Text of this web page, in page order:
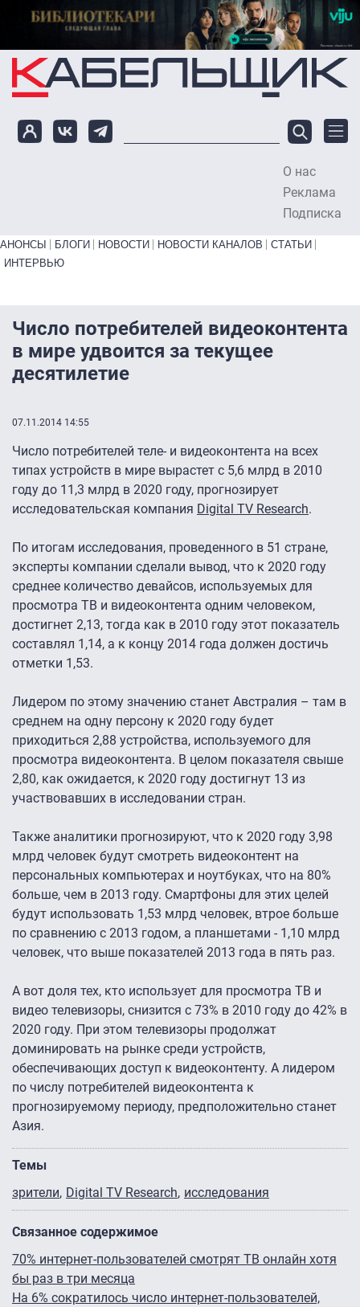
Перейти к основному содержанию
О нас
Реклама
Подписка
Primary links bottom
АНОНСЫ БЛОГИ НОВОСТИ НОВОСТИ КАНАЛОВ
СТАТЬИ
ИНТЕРВЬЮ
Число потребителей видеоконтента
в мире удвоится за текущее
десятилетие
07.11.2014 14:55
Число потребителей теле- и видеоконтента на всех
типах устройств в мире вырастет с 5,6 млрд в 2010
году до 11,3 млрд в 2020 году, прогнозирует
исследовательская компания Digital TV Research.
По итогам исследования, проведенного в 51 стране,
эксперты компании сделали вывод, что к 2020 году
среднее количество девайсов, используемых для
просмотра ТВ и видеоконтента одним человеком,
достигнет 2,13, тогда как в 2010 году этот показатель
составлял 1,14, а к концу 2014 года должен достичь
отметки 1,53.
Лидером по этому значению станет Австралия – там в
среднем на одну персону к 2020 году будет
приходиться 2,88 устройства, используемого для
просмотра видеоконтента. В целом показателя свыше
2,80, как ожидается, к 2020 году достигнут 13 из
участвовавших в исследовании стран.
Также аналитики прогнозируют, что к 2020 году 3,98
млрд человек будут смотреть видеоконтент на
персональных компьютерах и ноутбуках, что на 80%
больше, чем в 2013 году. Смартфоны для этих целей
будут использовать 1,53 млрд человек, втрое больше
по сравнению с 2013 годом, а планшетами - 1,10 млрд
человек, что выше показателей 2013 года в пять раз.
А вот доля тех, кто использует для просмотра ТВ и
видео телевизоры, снизится с 73% в 2010 году до 42% в
2020 году. При этом телевизоры продолжат
доминировать на рынке среди устройств,
обеспечивающих доступ к видеоконтенту. А лидером
по числу потребителей видеоконтента к
прогнозируемому периоду, предположительно станет
Азия.
Темы
зрители Digital TV Research исследования
Связанное содержимое
70% интернет-пользователей смотрят ТВ онлайн хотя
бы раз в три месяца
На 6% сократилось число интернет-пользователей,